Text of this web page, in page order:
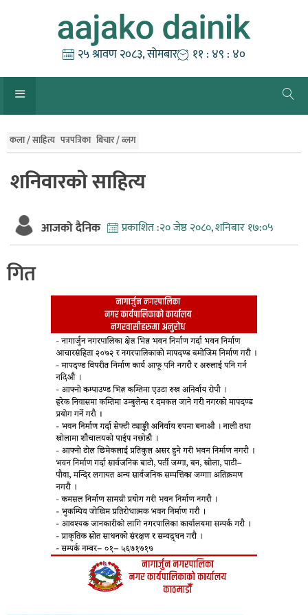
२५ श्रावण २०८३, सोमबार ११ : ४९ : ४१
कला / साहित्य पत्रपत्रिका बिचार / ब्लग
शनिवारकाे साहित्य
आजको दैनिक प्रकाशित :२० जेष्ठ २०८०, शनिबार १७:०५
गित